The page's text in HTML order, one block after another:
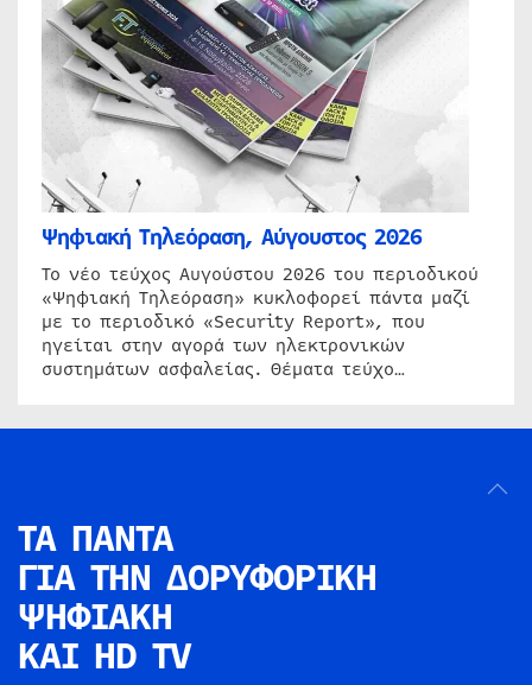
Ψηφιακή Τηλεόραση, Αύγουστος 2026
Το νέο τεύχος Αυγούστου 2026 του περιοδικού
«Ψηφιακή Τηλεόραση» κυκλοφορεί πάντα μαζί
με το περιοδικό «Security Report», που
ηγείται στην αγορά των ηλεκτρονικών
συστημάτων ασφαλείας. Θέματα τεύχο…
ΤΑ ΠΑΝΤΑ
ΓΙΑ ΤΗΝ ΔΟΡΥΦΟΡΙΚΗ
ΨΗΦΙΑΚΗ
ΚΑΙ HD TV